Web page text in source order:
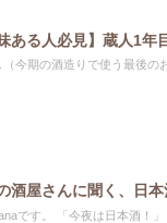
ある人必見】蔵人1
今期の酒造りで使う最後の
酒屋さんに聞く、日本
浮かべる方は多いのではないでしょうか。